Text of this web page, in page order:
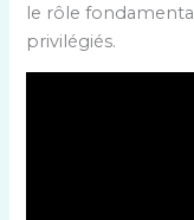
le rôle
privilégiés.